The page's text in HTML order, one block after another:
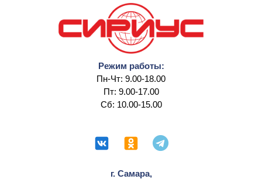
Режим работы:
Пн-Чт: 9.00-18.00
Пт: 9.00-17.00
Сб: 10.00-15.00
г. Самара,